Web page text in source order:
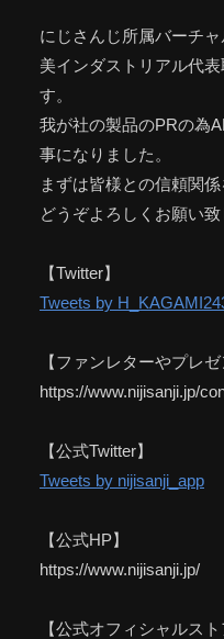
にじさんじ所属バーチ
美インダストリアル代
す。
我が社の製品のPRの為
事になりました。
まずは皆様との信頼関
どうぞよろしくお願い致
【Twitter】
Tweets by
【ファンレターやプレ
https://www.nijisanji.jp/
【公式Twitter】
Tweets by nijisanji_app
【公式HP】
https://www.nijisanji.jp/
【公式オフィシャルスト